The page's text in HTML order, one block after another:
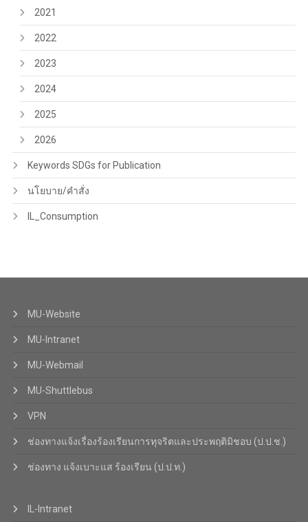
2021
2022
2023
2024
2025
2026
Keywords SDGs for Publication
นโยบาย/คำสั่ง
IL_Consumption
MU-Website
MU-Intranet
MU-Webmail
MU-Shuttlebus
VPN
ช่องทางแจ้งเรื่องร้องเรียนการทุจริตและประพฤติมิชอบ (ป.ป.ช.)
ช่องทาง แจ้งเบาะแส ร้องเรียน (ป.ป.ท.)
IL-Intranet